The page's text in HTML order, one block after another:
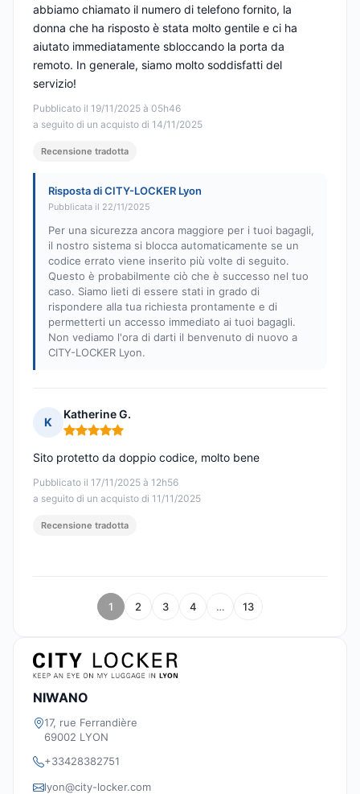
Pubblicato il 19/11/2025 à 05h46
a seguito di un acquisto di 14/11/2025
abbiamo chiamato il numero di telefono fornito, la
donna che ha risposto è stata molto gentile e ci ha
aiutato immediatamente sbloccando la porta da
remoto. In generale, siamo molto soddisfatti del
servizio!
Recensione tradotta
Risposta di CITY-LOCKER Lyon
Pubblicata il 22/11/2025
Per una sicurezza ancora maggiore per i tuoi bagagli,
il nostro sistema si blocca automaticamente se un
codice errato viene inserito più volte di seguito.
Questo è probabilmente ciò che è successo nel tuo
caso. Siamo lieti di essere stati in grado di
rispondere alla tua richiesta prontamente e di
permetterti un accesso immediato ai tuoi bagagli.
Non vediamo l'ora di darti il benvenuto di nuovo a
CITY-LOCKER Lyon.
K
Katherine G.
Nota: 5 su 5
Pubblicato il 17/11/2025 à 12h56
a seguito di un acquisto di 11/11/2025
Sito protetto da doppio codice, molto bene
Recensione tradotta
1 2 3 4 … 13
NIWANO
17, rue Ferrandière
69002 LYON
+33428382751
lyon@city-locker.com